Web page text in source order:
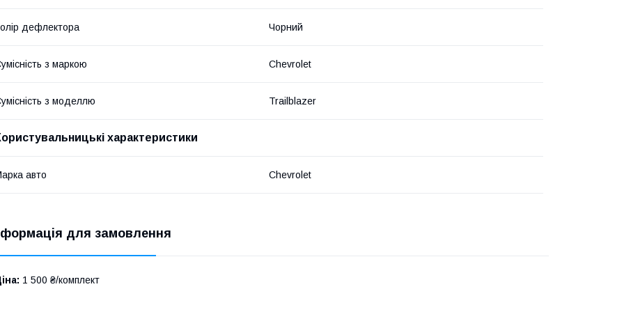
дефлектора Чорний
з маркою Chevrolet
з моделлю Trailblazer
характеристики
авто Chevrolet
для замовлення
1 500 ₴/комплект